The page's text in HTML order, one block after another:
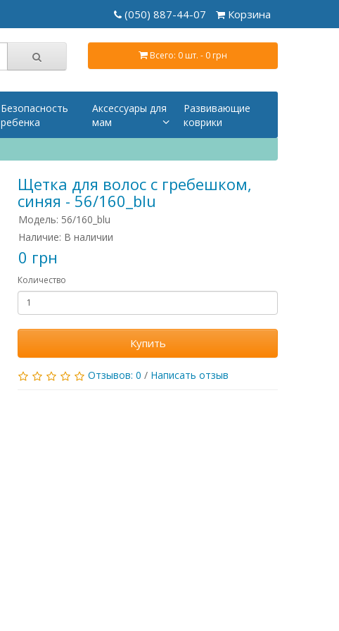
Корзина
(050) 887-44-07
Всего: 0 шт. - 0 грн
Безопасность
ребенка
Аксессуары для
мам
Развивающие
коврики
Щетка для волос с гребешком,
синяя - 56/160_blu
Модель: 56/160_blu
Наличие: В наличии
0 грн
Количество
Купить
Отзывов: 0 / Написать отзыв